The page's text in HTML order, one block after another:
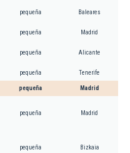
pequeña Baleares
pequeña Madrid
pequeña Alicante
pequeña Tenerife
pequeña Madrid
pequeña Madrid
pequeña Bizkaia